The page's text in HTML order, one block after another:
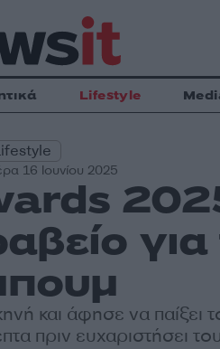
Lifestyle
16 Ιουνίου 2025
και άφησε να παίξει
πριν ευχαριστήσει